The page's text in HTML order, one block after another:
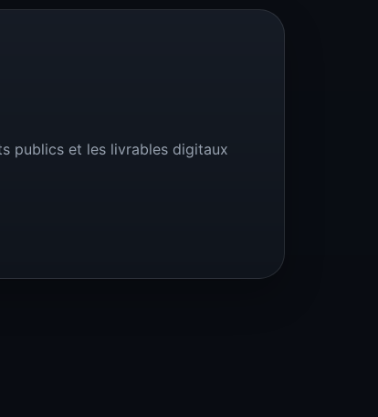
publics et les livrables digitaux